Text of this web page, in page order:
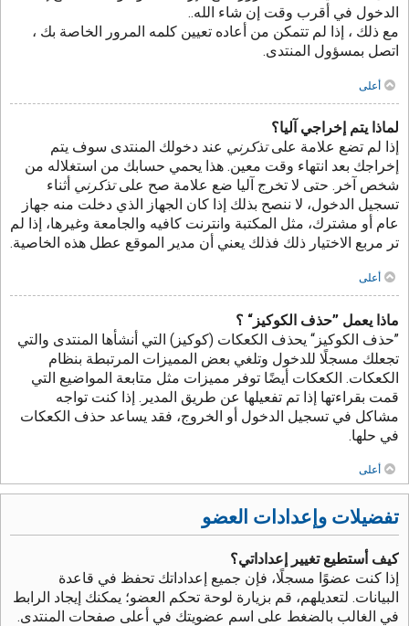
الدخول في أقرب وقت إن شاء الله..
مع ذلك ، إذا لم تتمكن من أعاده تعيين كلمه المرور الخاصة بك ،
اتصل بمسؤول المنتدى.
أعلى
لماذا يتم إخراجي آليا؟
إذا لم تضع علامة علىتذكرني عند دخولك المنتدى سوف يتم
إخراجك بعد انتهاء وقت معين. هذا يحمي حسابك من استغلاله من
شخص آخر. حتى لا تخرج آليا ضع علامة صح علىتذكرني أثناء
تسجيل الدخول، لا ننصح بذلك إذا كان الجهاز الذي دخلت منه جهاز
عام أو مشترك، مثل المكتبة وانترنت كافيه والجامعة وغيرها، إذا لم
تر مربع الاختيار ذلك فذلك يعني أن مدير الموقع عطل هذه الخاصية.
أعلى
ماذا يعمل ”حذف الكوكيز“ ؟
”حذف الكوكيز“ يحذف الكعكات (كوكيز) التي أنشأها المنتدى والتي
تجعلك مسجلًا للدخول وتلغي بعض المميزات المرتبطة بنظام
الكعكات. الكعكات أيضًا توفر مميزات مثل متابعة المواضيع التي
قمت بقراءتها إذا تم تفعيلها عن طريق المدير. إذا كنت تواجه
مشاكل في تسجيل الدخول أو الخروج، فقد يساعد حذف الكعكات
في حلها.
أعلى
تفضيلات وإعدادات العضو
كيف أستطيع تغيير إعداداتي؟
إذا كنت عضوًا مسجلًا، فإن جميع إعداداتك تحفظ في قاعدة
البيانات. لتعديلهم، قم بزيارة لوحة تحكم العضو؛ يمكنك إيجاد الرابط
في الغالب بالضغط على اسم عضويتك في أعلى صفحات المنتدى.